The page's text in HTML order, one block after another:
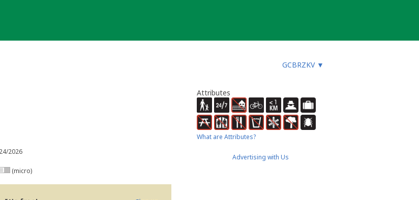
GCBRZKV ▼
2026
(micro)
Attributes
What are Attributes?
Advertising with Us